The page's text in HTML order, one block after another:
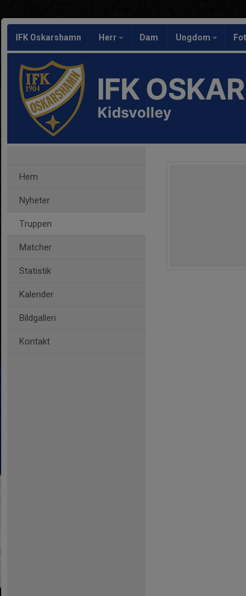
IFK Oskarshamn Herr Dam Ungdom
IFK
Kidsvolley
Hem
Nyheter
Truppen
Matcher
Statistik
Kalender
Bildgalleri
Kontakt